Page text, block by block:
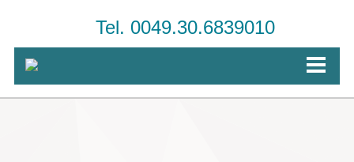
Tel. 0049.30.6839010